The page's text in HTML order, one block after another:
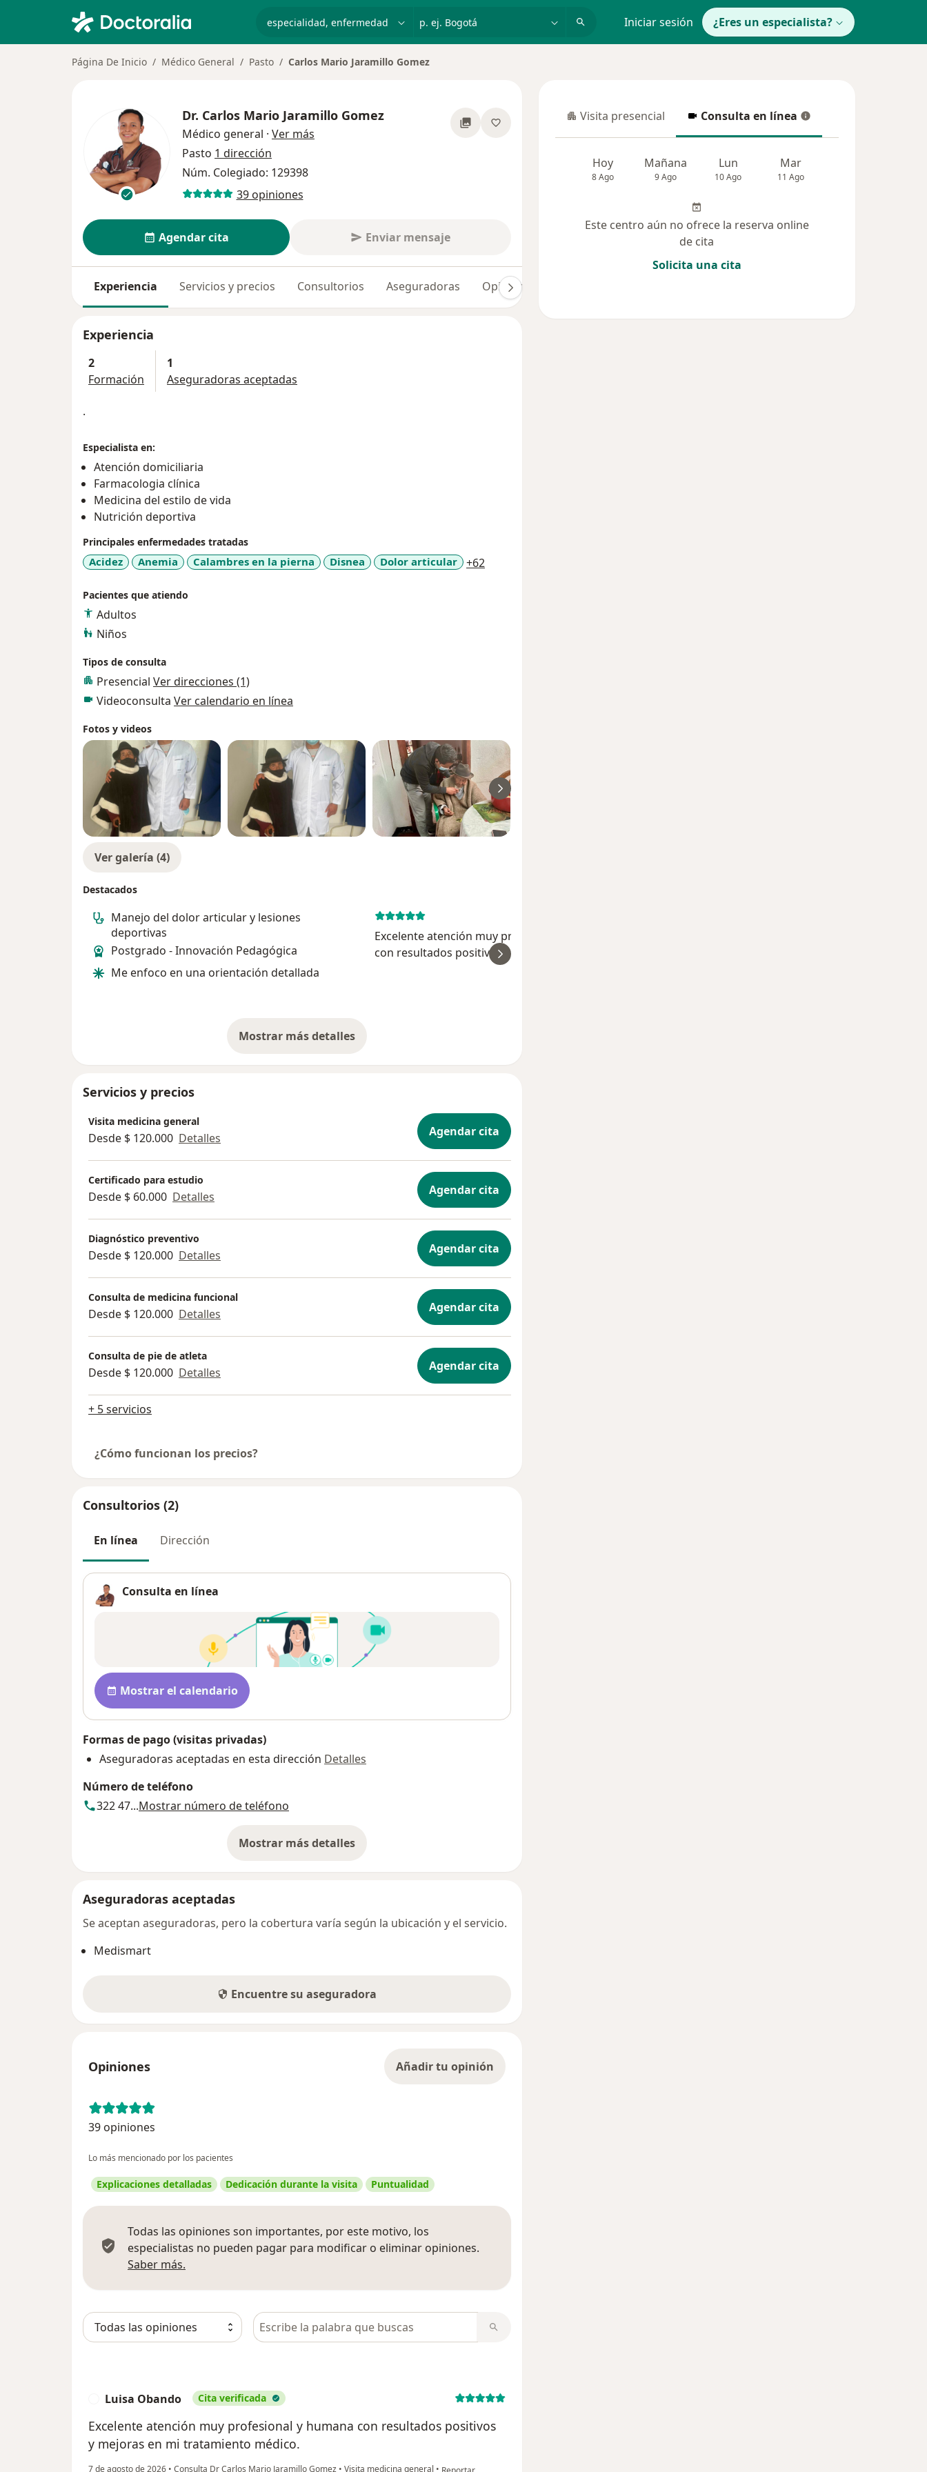
p. ej. Bogotá Iniciar sesión ¿Eres un especialista?
Página De Inicio Médico General Pasto Carlos Mario Jaramillo Gomez
Dr. Carlos Mario Jaramillo Gomez
Médico general · Ver más
Pasto 1 dirección
Núm. Colegiado: 129398
39 opiniones
Agendar cita Enviar mensaje
Experiencia Servicios y precios Consultorios Aseguradoras Opiniones (39)
Experiencia
2
Formación
1
Aseguradoras aceptadas
.
Especialista en:
Atención domiciliaria
Farmacologia clínica
Medicina del estilo de vida
Nutrición deportiva
Principales enfermedades tratadas
Acidez Anemia Calambres en la pierna Disnea Dolor articular +62
Pacientes que atiendo
Adultos
Niños
Tipos de consulta
Presencial Ver direcciones (1)
Videoconsulta Ver calendario en línea
Fotos y videos
Ver galería (4)
Destacados
Manejo del dolor articular y lesiones
deportivas
Postgrado - Innovación Pedagógica
Me enfoco en una orientación detallada
Excelente atención muy profesional y humana
con resultados positivos y mejoras en mi
Mostrar más detalles
sobre la experiencia
Servicios y precios
Visita medicina general
Desde $ 120.000 Detalles Agendar cita
Certificado para estudio
Desde $ 60.000 Detalles Agendar cita
Diagnóstico preventivo
Desde $ 120.000 Detalles Agendar cita
Consulta de medicina funcional
Desde $ 120.000 Detalles Agendar cita
Consulta de pie de atleta
Desde $ 120.000 Detalles Agendar cita
+ 5 servicios
¿Cómo funcionan los precios?
Consultorios (2)
En línea Dirección
Consulta en línea
Disponibilidad
Mostrar el calendario
Formas de pago (visitas privadas)
Aseguradoras aceptadas en esta dirección Detalles
Número de teléfono
322 47...Mostrar número de teléfono
Mostrar más detalles
sobre la dirección
Aseguradoras aceptadas
Se aceptan aseguradoras, pero la cobertura varía según la ubicación y el servicio.
Medismart
Encuentre su aseguradora
Opiniones Añadir tu opinión
39 opiniones
Lo más mencionado por los pacientes
Explicaciones detalladas Dedicación durante la visita Puntualidad
Todas las opiniones son importantes, por este motivo, los
especialistas no pueden pagar para modificar o eliminar opiniones.
Saber más.
Busca en opiniones
Luisa Obando Cita verificada
Excelente atención muy profesional y humana con resultados positivos
y mejoras en mi tratamiento médico.
7 de agosto de 2026 • Consulta Dr Carlos Mario Jaramillo Gomez • Visita medicina general • en opinión del usuario Luisa Obando
Visita presencial
Visita presencial Consulta en línea
Consulta en línea
Hoy
8 Ago
Mañana
9 Ago
Lun
10 Ago
Mar
11 Ago
Este centro aún no ofrece la reserva online
de cita
Solicita una cita